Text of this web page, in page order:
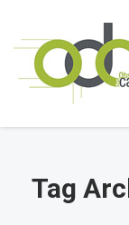
Tag